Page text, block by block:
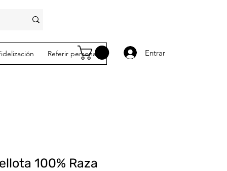
Referir personas Entrar
100% Raza